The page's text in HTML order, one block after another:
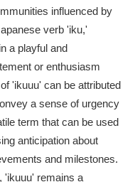
influenced by
verb 'iku,'
a playful and
or enthusiasm
'ikuuu' can be attributed
a sense of urgency
term that can be used
anticipation about
and milestones.
'ikuuu' remains a